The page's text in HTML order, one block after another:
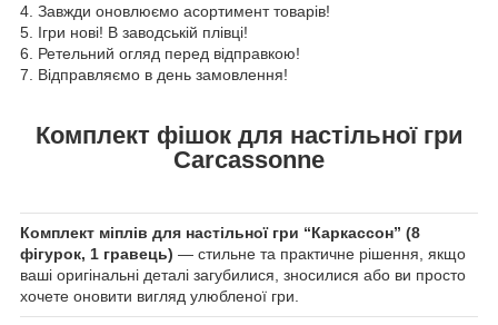
4. Завжди оновлюємо асортимент товарів!
5. Ігри нові! В заводській плівці!
6. Ретельний огляд перед відправкою!
7. Відправляємо в день замовлення!
Комплект фішок для настільної гри
Carcassonne
Комплект міплів для настільної гри “Каркассон” (8
фігурок, 1 гравець) — стильне та практичне рішення, якщо
ваші оригінальні деталі загубилися, зносилися або ви просто
хочете оновити вигляд улюбленої гри.